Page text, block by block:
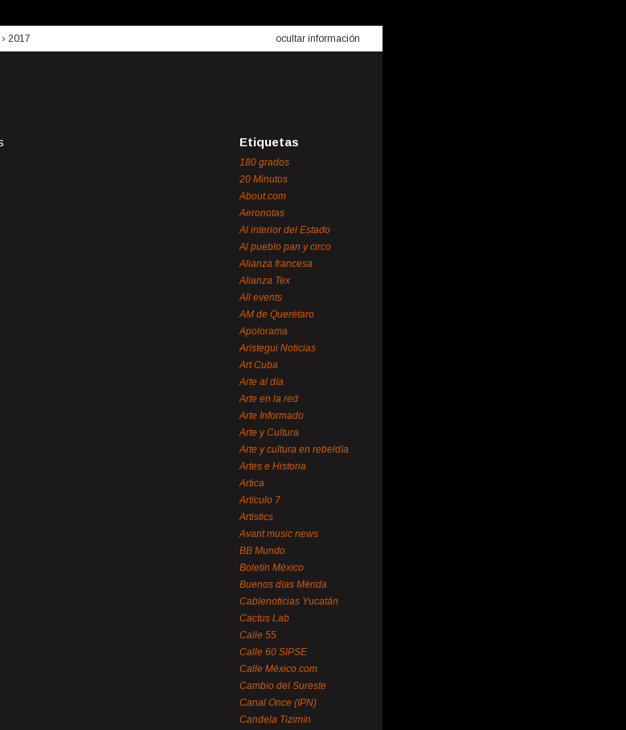
› 2017 ocultar información
Etiquetas
180 grados
20 Minutos
About.com
Aeronotas
Al interior del Estado
Al pueblo pan y circo
Alianza francesa
Alianza Tex
All events
AM de Querétaro
Apolorama
Aristegui Noticias
Art Cuba
Arte al día
Arte en la red
Arte Informado
Arte y Cultura
Arte y cultura en rebeldía
Artes e Historia
Artica
Artículo 7
Artistics
Avant music news
BB Mundo
Boletín México
Buenos días Mérida
Cablenoticias Yucatán
Cactus Lab
Calle 55
Calle 60 SIPSE
Calle México.com
Cambio del Sureste
Canal Once (IPN)
Candela Tizimín